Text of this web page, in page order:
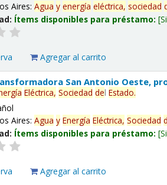
Aires:Agua y energía eléctrica, sociedad
Ítems disponibles para préstamo:
Agregar al carrito
San Antonio Oeste,
Eléctrica, Sociedad delEstado.
Aires:Agua y Energía Eléctrica, Sociedad
Ítems disponibles para préstamo:
Agregar al carrito